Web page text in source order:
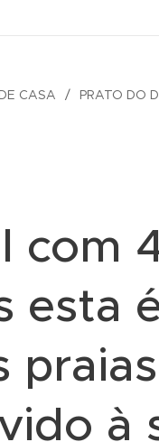
CASA PRATO DO
com
esta
à